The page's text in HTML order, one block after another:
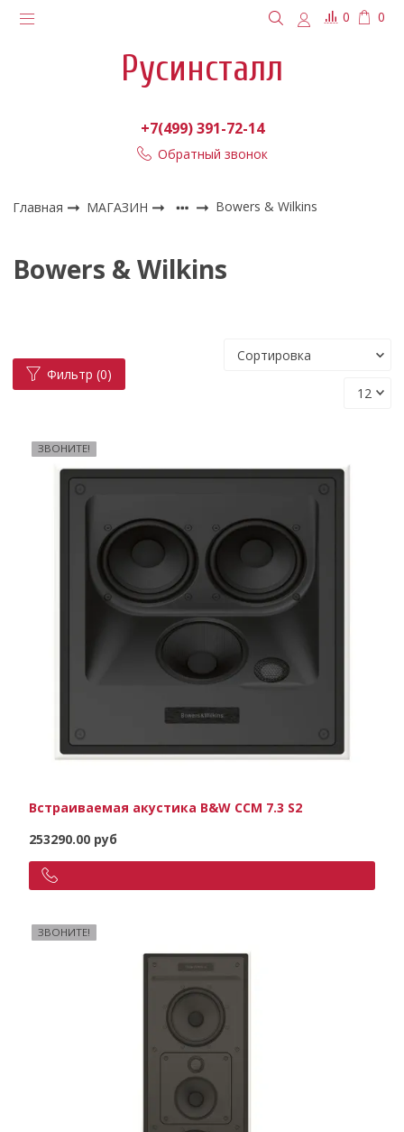
0 0
Русинсталл
+7(499) 391-72-14
Обратный звонок
Главная МАГАЗИН Bowers & Wilkins
Bowers & Wilkins
Фильтр (0)
ЗВОНИТЕ!
Встраиваемая акустика B&W CCM 7.3 S2
253290.00 руб
ЗВОНИТЕ!